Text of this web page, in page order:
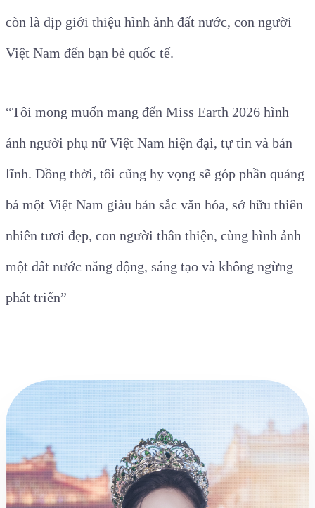
còn là dịp giới thiệu hình ảnh đất nước, con người
Việt Nam đến bạn bè quốc tế.
“Tôi mong muốn mang đến Miss Earth 2026 hình
ảnh người phụ nữ Việt Nam hiện đại, tự tin và bản
lĩnh. Đồng thời, tôi cũng hy vọng sẽ góp phần quảng
bá một Việt Nam giàu bản sắc văn hóa, sở hữu thiên
nhiên tươi đẹp, con người thân thiện, cùng hình ảnh
một đất nước năng động, sáng tạo và không ngừng
phát triển”